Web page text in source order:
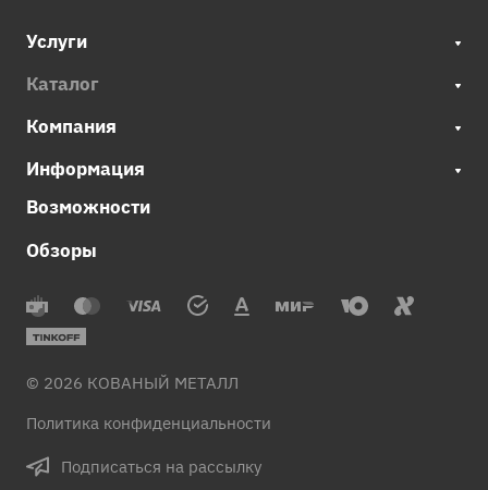
Услуги
Каталог
Компания
Информация
Возможности
Обзоры
© 2026 КОВАНЫЙ МЕТАЛЛ
Политика конфиденциальности
Подписаться на рассылку